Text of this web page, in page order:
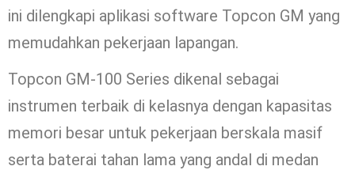
ini dilengkapi aplikasi software Topcon GM yang
memudahkan pekerjaan lapangan.
Topcon GM-100 Series dikenal sebagai
instrumen terbaik di kelasnya dengan kapasitas
memori besar untuk pekerjaan berskala masif
serta baterai tahan lama yang andal di medan